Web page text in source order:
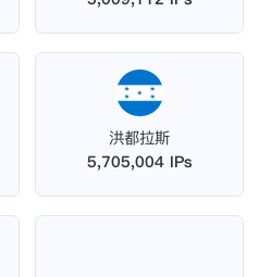
洪都拉斯
5,705,004 IPs